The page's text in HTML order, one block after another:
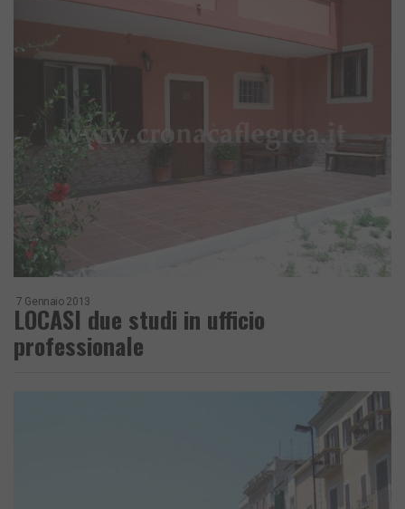
7 Gennaio 2013
LOCASI due studi in ufficio
professionale